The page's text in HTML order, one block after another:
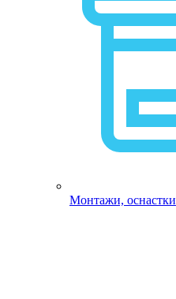
Монтажи, оснастки